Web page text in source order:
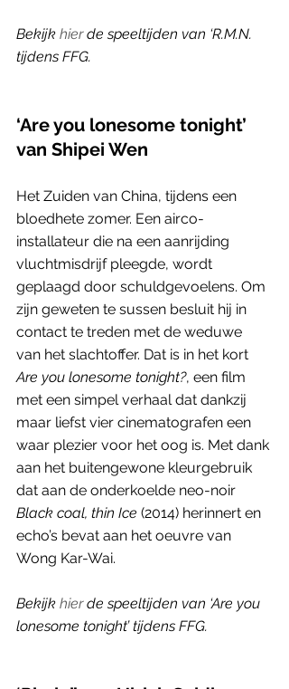
Bekijk hier de speeltijden van ‘R.M.N.
tijdens FFG.
‘Are you lonesome tonight’
van Shipei Wen
Het Zuiden van China, tijdens een
bloedhete zomer. Een airco-
installateur die na een aanrijding
vluchtmisdrijf pleegde, wordt
geplaagd door schuldgevoelens. Om
zijn geweten te sussen besluit hij in
contact te treden met de weduwe
van het slachtoffer. Dat is in het kort
Are you lonesome tonight?, een film
met een simpel verhaal dat dankzij
maar liefst vier cinematografen een
waar plezier voor het oog is. Met dank
aan het buitengewone kleurgebruik
dat aan de onderkoelde neo-noir
Black coal, thin Ice (2014) herinnert en
echo’s bevat aan het oeuvre van
Wong Kar-Wai.
Bekijk hier de speeltijden van ‘Are you
lonesome tonight’ tijdens FFG.